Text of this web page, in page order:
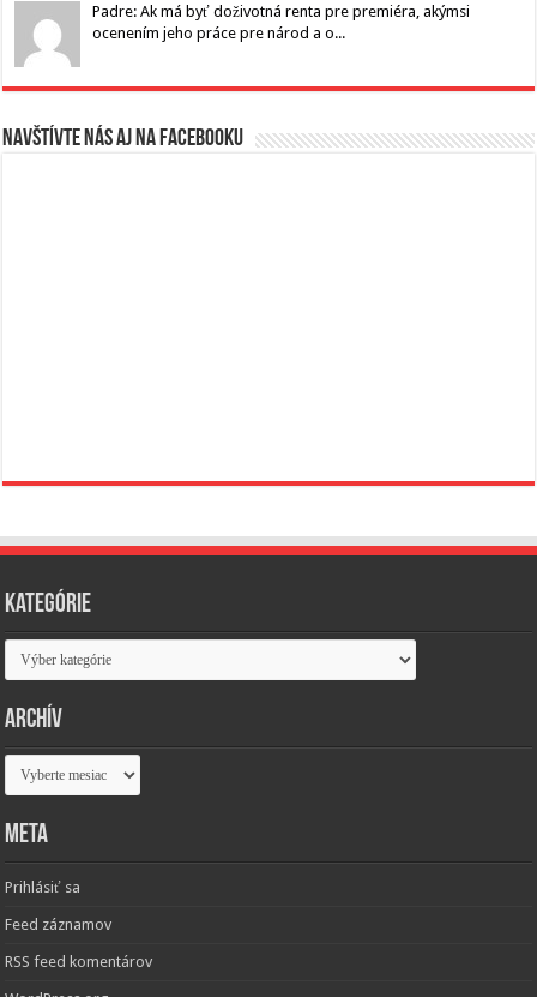
Padre: Ak má byť doživotná renta pre premiéra, akýmsi
ocenením jeho práce pre národ a o...
Navštívte nás aj na Facebooku
Kategórie
Kategórie
Archív
Archív
Meta
Prihlásiť sa
Feed záznamov
RSS feed komentárov